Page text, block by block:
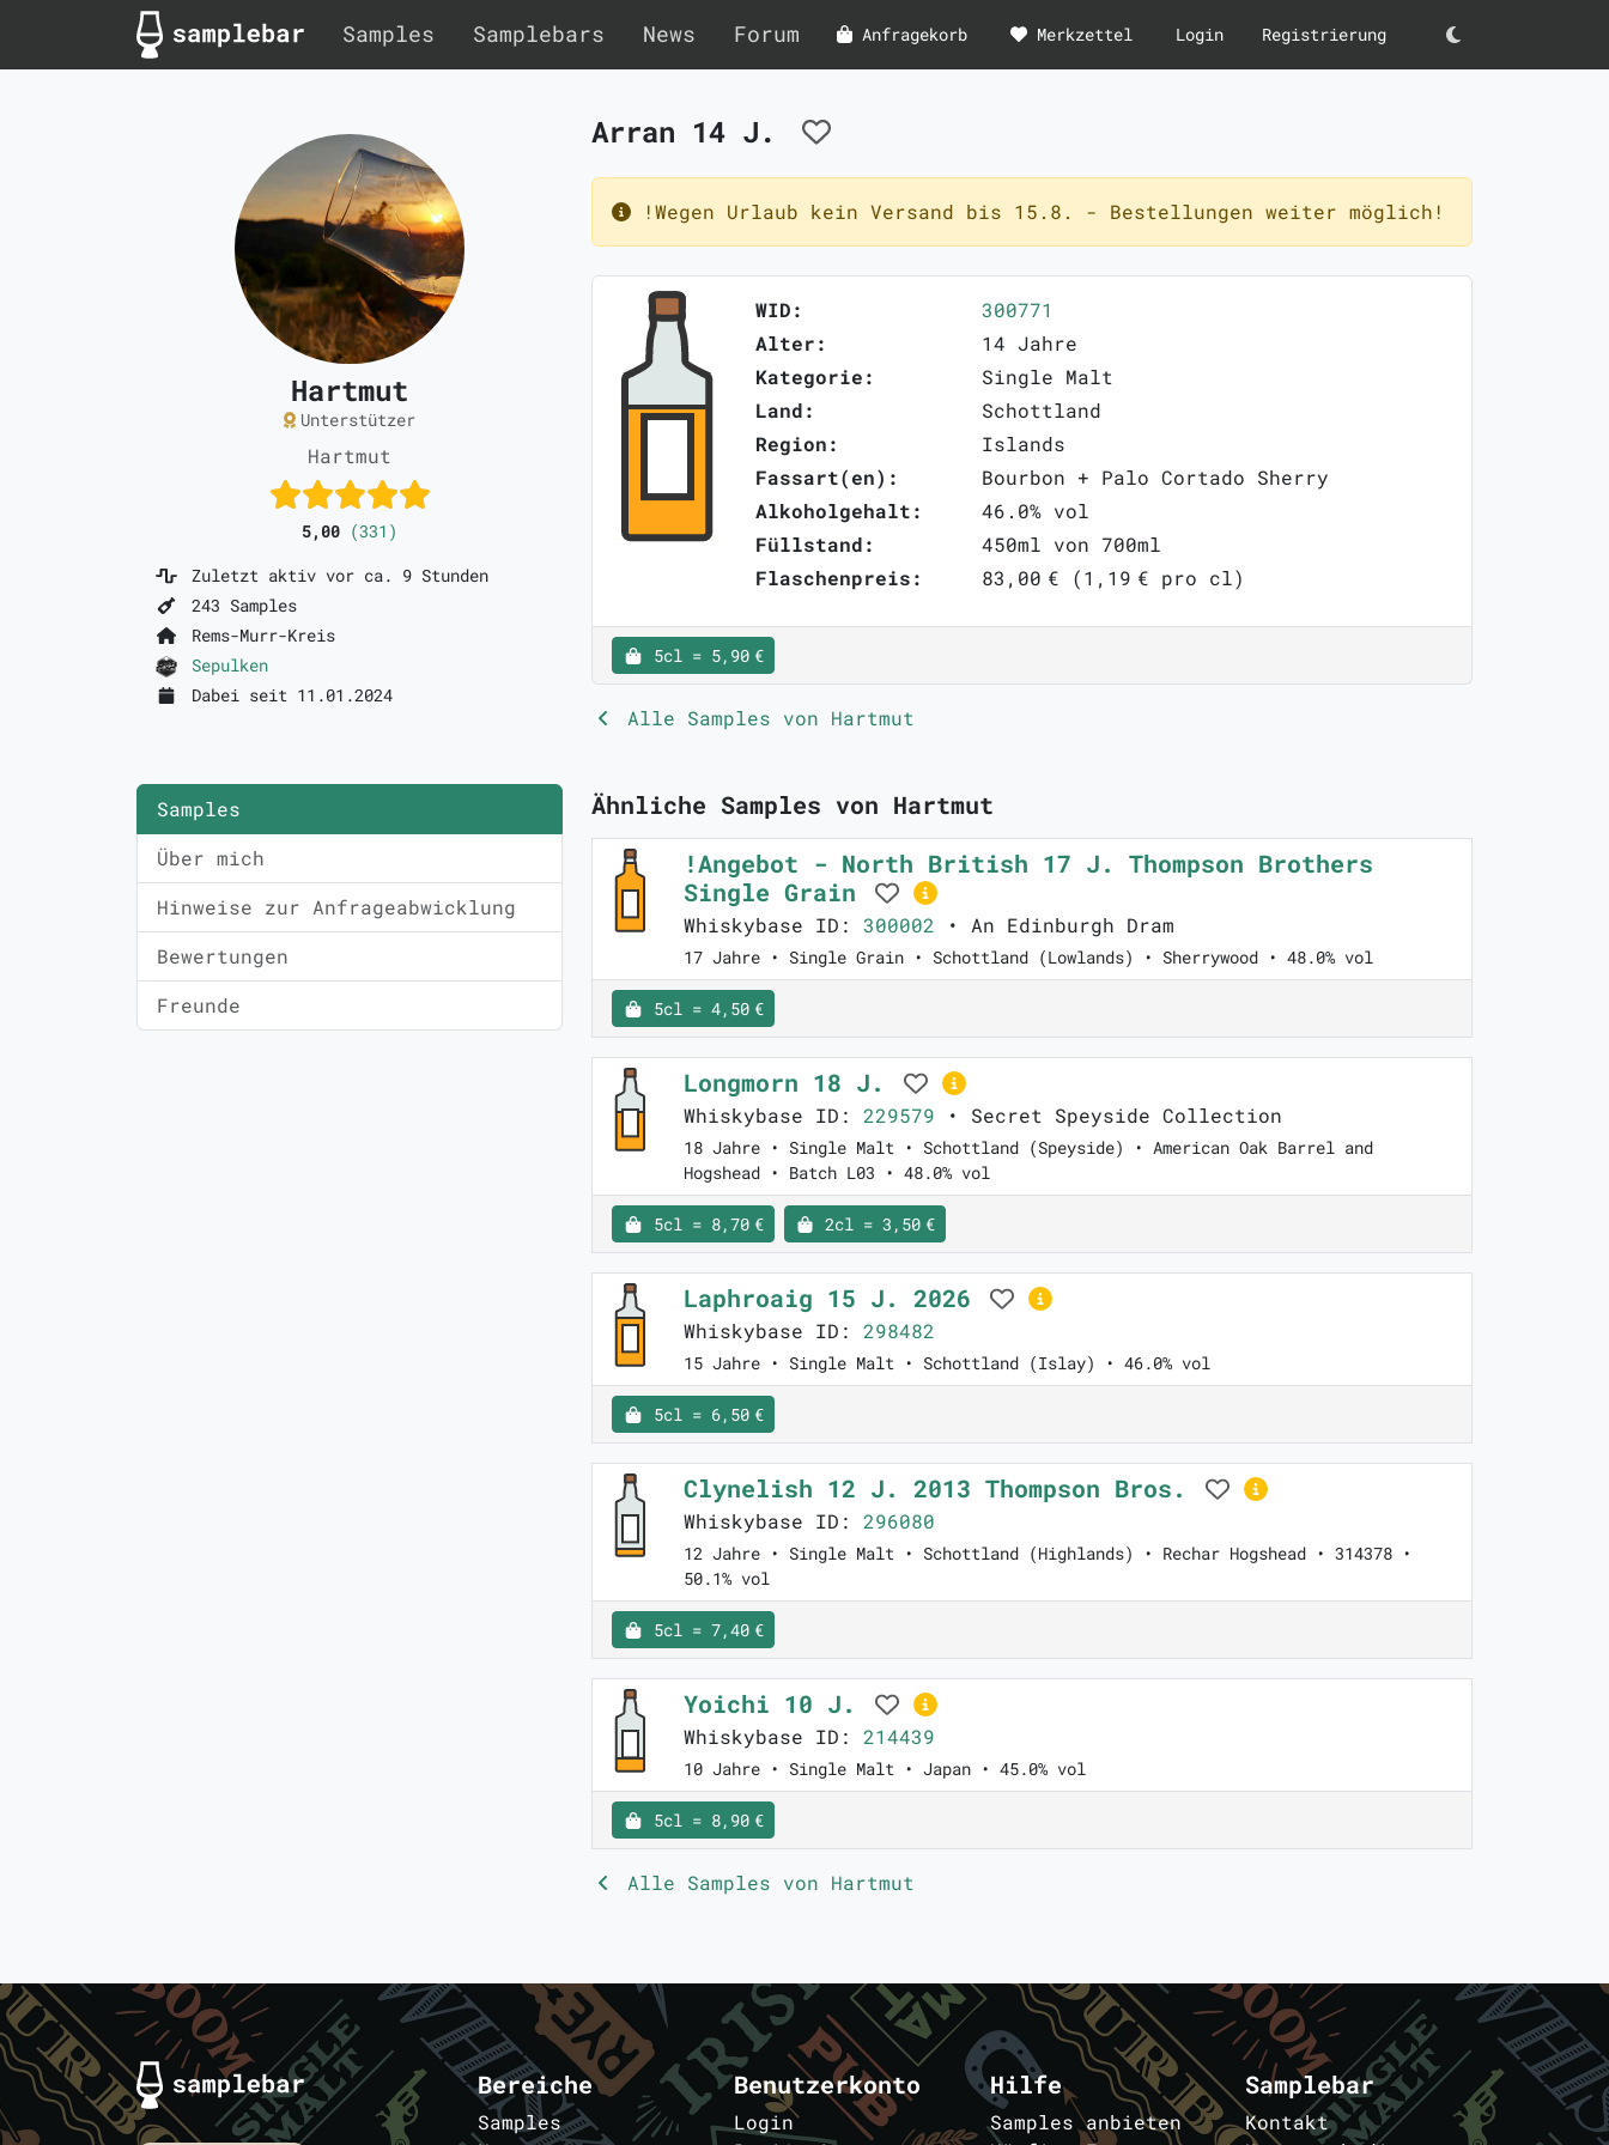
Samples Samplebars News Forum Anfragekorb Merkzettel Login Registrierung Darkmode
Hartmut
Unterstützer
Hartmut
5,00 (331)
Zuletzt aktiv vor ca. 9 Stunden
243 Samples
Rems-Murr-Kreis
Sepulken
Dabei seit 11.01.2024
Samples
Über mich
Hinweise zur Anfrageabwicklung
Bewertungen
Freunde
Arran 14 J.
!Wegen Urlaub kein Versand bis 15.8. - Bestellungen weiter möglich!
WID:
300771
Alter:
14 Jahre
Kategorie:
Single Malt
Land:
Schottland
Region:
Islands
Fassart(en):
Bourbon + Palo Cortado Sherry
Alkoholgehalt:
46.0% vol
Füllstand:
450ml von 700ml
Flaschenpreis:
83,00 € (1,19 € pro cl)
5cl = 5,90 €
Alle Samples von Hartmut
Ähnliche Samples von Hartmut
!Angebot - North British 17 J. Thompson Brothers
Single Grain
Whiskybase ID: 300002 • An Edinburgh Dram
17 Jahre • Single Grain • Schottland (Lowlands) • Sherrywood • 48.0% vol
5cl = 4,50 €
Longmorn 18 J.
Whiskybase ID: 229579 • Secret Speyside Collection
18 Jahre • Single Malt • Schottland (Speyside) • American Oak Barrel and
Hogshead • Batch L03 • 48.0% vol
5cl = 8,70 € 2cl = 3,50 €
Laphroaig 15 J. 2026
Whiskybase ID: 298482
15 Jahre • Single Malt • Schottland (Islay) • 46.0% vol
5cl = 6,50 €
Clynelish 12 J. 2013 Thompson Bros.
Whiskybase ID: 296080
12 Jahre • Single Malt • Schottland (Highlands) • Rechar Hogshead • 314378 •
50.1% vol
5cl = 7,40 €
Yoichi 10 J.
Whiskybase ID: 214439
10 Jahre • Single Malt • Japan • 45.0% vol
5cl = 8,90 €
Alle Samples von Hartmut
Bereiche
Samples
Benutzerkonto
Login
Hilfe
Samples anbieten
Samplebar
Kontakt